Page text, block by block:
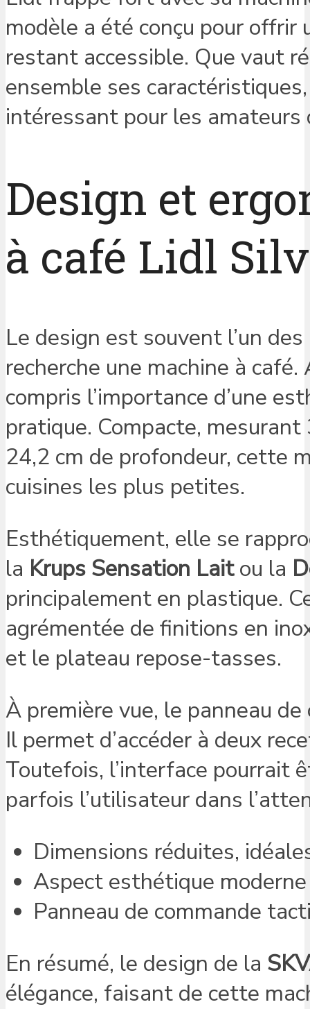
modèle a été conçu pour
restant accessible. Que vaut
ensemble ses
intéressant pour les amateurs
Design et
à café Lidl
Le design est souvent l’un
recherche une machine à
compris l’importance d’une
pratique. Compacte,
24,2 cm de profondeur, cette
cuisines les plus petites.
Esthétiquement, elle se
la Krups Sensation Laitou la
principalement en plastique.
agrémentée de finitions en
et le plateau repose-tasses.
À première vue, le panneau
Il permet d’accéder à deux
Toutefois, l’interface pourrait
parfois l’utilisateur dans
Dimensions réduites,
Aspect esthétique
Panneau de commande
En résumé, le design de la
élégance, faisant de cette